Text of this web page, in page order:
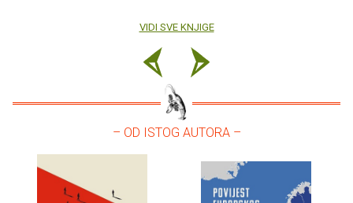
VIDI SVE KNJIGE
– OD ISTOG AUTORA –